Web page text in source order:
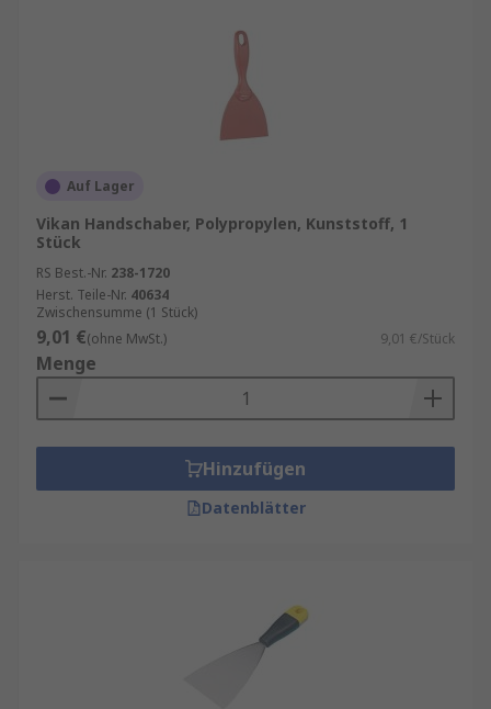
Auf Lager
Vikan Handschaber, Polypropylen, Kunststoff, 1
Stück
RS Best.-Nr. 238-1720
Herst. Teile-Nr. 40634
Zwischensumme (1 Stück)
9,01 €(ohne MwSt.) 9,01 €/Stück
Menge
Hinzufügen
Datenblätter